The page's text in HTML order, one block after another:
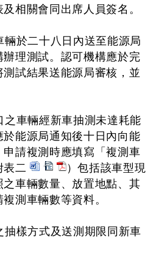
相關會同出席人員簽名。
於二十八日內送至能源局
辦理測試。認可機構應於完
測試結果送能源局審核，並
車輛經新車抽測未達耗能
於能源局通知後十日內向能
申請複測時應填寫「複測車
表二
）包括該車型現
之車輛數量、放置地點、其
測車輛數等資料。
樣方式及送測期限同新車